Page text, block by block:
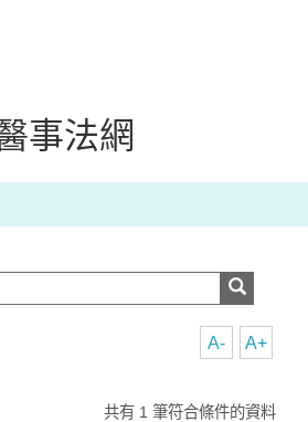
事法網
A+
A-
共有 1 筆符合條件的資料